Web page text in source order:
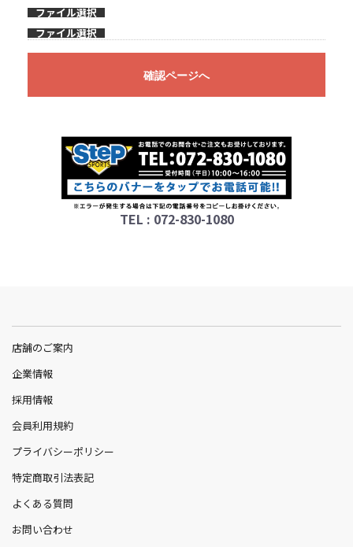
ファイル選択
ファイル選択
確認ページへ
TEL : 072-830-1080
店舗のご案内
企業情報
採用情報
会員利用規約
プライバシーポリシー
特定商取引法表記
よくある質問
お問い合わせ